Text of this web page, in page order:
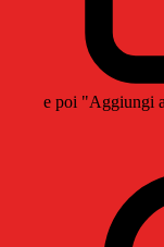
e poi "Aggiungi